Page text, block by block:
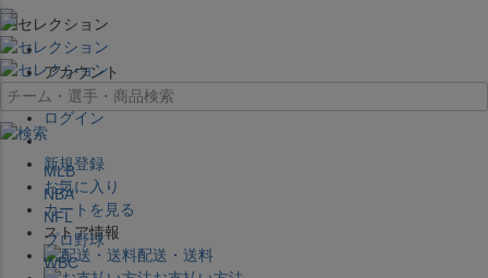
×
アカウント
ログイン
新規登録
お気に入り
カートを見る
ストア情報
配送・送料
MLB
NBA
NFL
プロ野球
WBC